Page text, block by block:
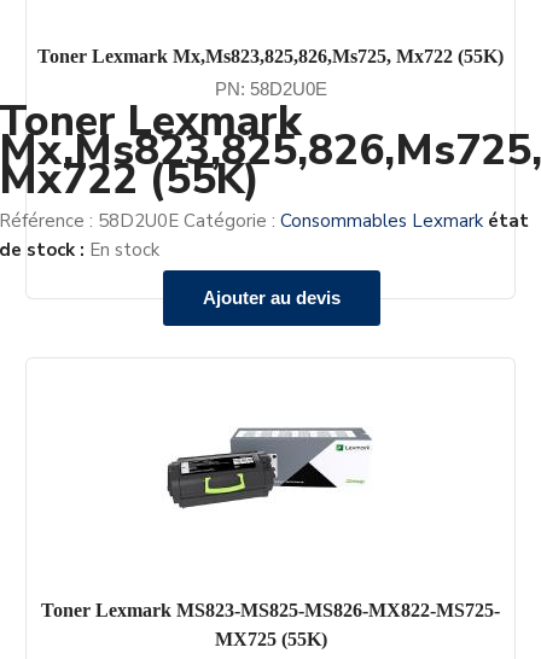
Toner Lexmark Mx,Ms823,825,826,Ms725, Mx722 (55K)
PN: 58D2U0E
Ajouter au devis
Toner Lexmark
Mx,Ms823,825,826,Ms725,
Mx722 (55K)
Référence : 58D2U0E Catégorie : Consommables Lexmark état
de stock : En stock
Toner Lexmark MS823-MS825-MS826-MX822-MS725-
MX725 (55K)